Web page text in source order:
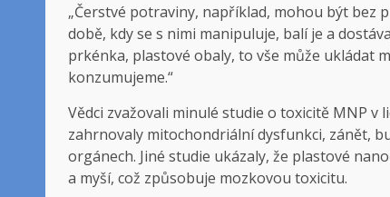
„Čerstvé potraviny, například, mohou být bez
době, kdy se s nimi manipuluje, balí je a
prkénka, plastové obaly, to vše může ukládat
konzumujeme.“
Vědci zvažovali minulé studie o toxicitě MNP
zahrnovaly mitochondriální dysfunkci, zánět,
orgánech. Jiné studie ukázaly, že plastové
a myší, což způsobuje mozkovou toxicitu.